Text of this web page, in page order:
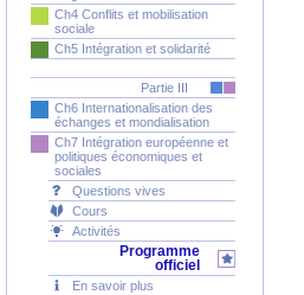
Ch4 Conflits et mobilisation
sociale
Ch5 Intégration et solidarité
Partie III
Ch6 Internationalisation des
échanges et mondialisation
Ch7 Intégration européenne et
politiques économiques et
sociales
Questions vives
Cours
Activités
Programme
officiel
En savoir plus